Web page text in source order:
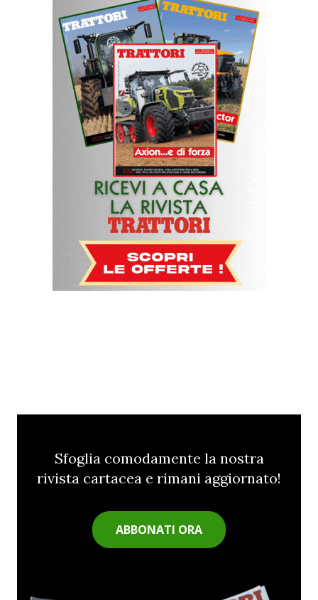
Sfoglia comodamente la nostra
rivista cartacea e rimani aggiornato!
ABBONATI ORA